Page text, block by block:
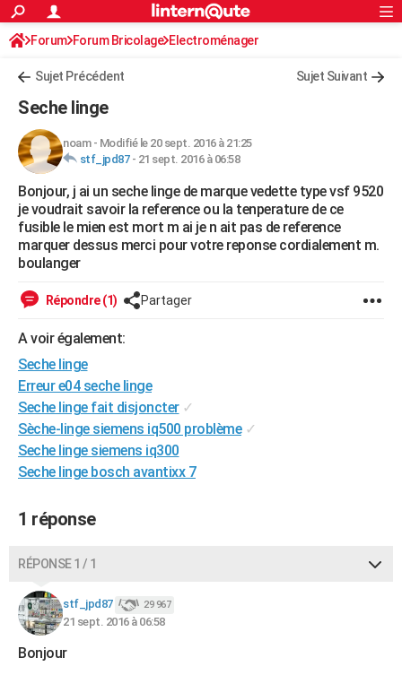
ACTUALITÉS
Politique
Société
Faits Divers
Education
Monde
Villes
+
FINANCE
Retraite
Impôts
Epargne
Immobilier
Risques naturels par ville
Banque
Assurance
Crédit
AUTO
Essais
Réserver un essai
Citadines
Berlines
SUV
Forum auto
+HIGH-TECH
Mobiles
Meilleur smartphone
Internet
Ordinateurs
Jeux vidéo
Guide high-tech
+BRICOLAGE
Forum
Aménagement intérieur
Extérieur
Cuisine
Salle de bains
Jardinage
Rangement
Guides de France
Escapades
Patrimoine
Expositions
Musées
Week-end nature
Art de vivre
Bien-être
Loisirs
Mode
Modes de vie
Alimentation
Guide de la santé
Maladies
Médicaments
Sommeil
VOYAGE
Destinations
Voyage nature
Voyage de noces
PHOTO
GUIDES D'ACHAT
CARTE DE VOEUX
Carte de Noël
Carte Bonne année
Carte Saint-Valentin
Carte Pâques
Carte d'anniversaire
DICTIONNAIRE
Dictionnaire
Biographies
Citations
Expressions
Proverbes
PROGRAMME TV
S'inscrire
Connexion
Forum Forum Bricolage Electroménager
Sujet Précédent Sujet Suivant
Seche linge
noam- Modifié le 20 sept. 2016 à 21:25
stf_jpd87- 21 sept. 2016 à 06:58
Bonjour, j ai un seche linge de marque vedette type vsf 9520
je voudrait savoir la reference ou la tenperature de ce
fusible le mien est mort m ai je n ait pas de reference
marquer dessus merci pour votre reponse cordialement m.
boulanger
Répondre (1) Partager
A voir également:
Seche linge
Erreur e04 seche linge
Seche linge fait disjoncter ✓
Sèche-linge siemens iq500 problème ✓
Seche linge siemens iq300
Seche linge bosch avantixx 7
1 réponse
RÉPONSE 1 / 1
stf_jpd87 29 967
21 sept. 2016 à 06:58
Bonjour